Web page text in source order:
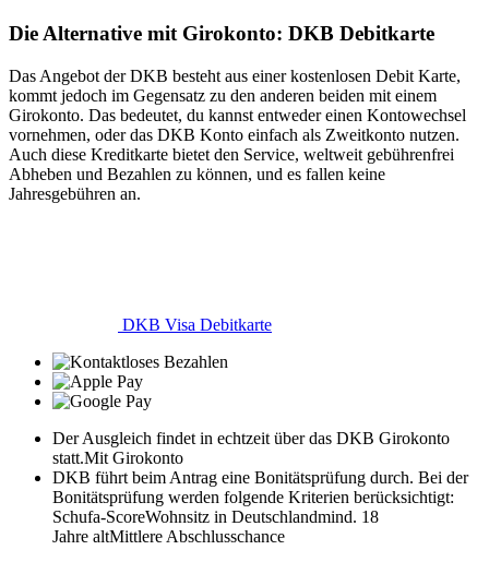
Die Alternative mit Girokonto: DKB Debitkarte
Das Angebot der DKB besteht aus einer kostenlosen Debit Karte,
kommt jedoch im Gegensatz zu den anderen beiden mit einem
Girokonto. Das bedeutet, du kannst entweder einen Kontowechsel
vornehmen, oder das DKB Konto einfach als Zweitkonto nutzen.
Auch diese Kreditkarte bietet den Service, weltweit gebührenfrei
Abheben und Bezahlen zu können, und es fallen keine
Jahresgebühren an.
DKB Visa Debitkarte
Der Ausgleich findet in echtzeit über das DKB Girokonto
statt.Mit Girokonto
DKB führt beim Antrag eine Bonitätsprüfung durch. Bei der
Bonitätsprüfung werden folgende Kriterien berücksichtigt:
Schufa-ScoreWohnsitz in Deutschlandmind. 18
Jahre altMittlere Abschlusschance